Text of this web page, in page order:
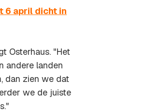
6 april dicht in
Osterhaus. "Het
andere landen
dan zien we dat
we de juiste